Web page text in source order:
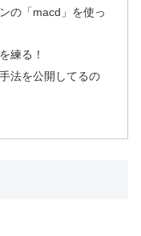
の「macd」を使っ
練る！
法を公開してるの